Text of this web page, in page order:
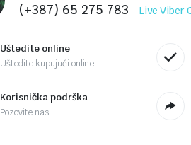
(+387) 65 275 783 Live Viber
Uštedite online
Uštedite kupujući online
Korisnička podrška
Pozovite nas